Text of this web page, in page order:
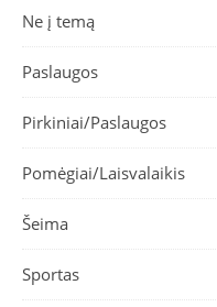
Ne į temą
Paslaugos
Pirkiniai/Paslaugos
Pomėgiai/Laisvalaikis
Šeima
Sportas